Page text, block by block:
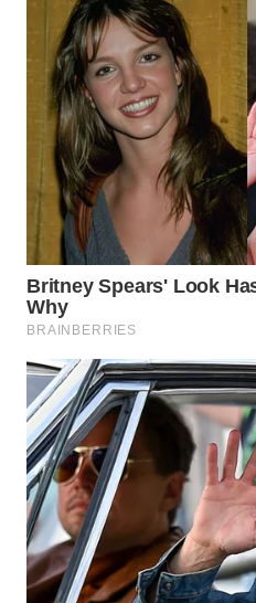
WN
INDRAMAYU
WN
KUNINGAN
WN
MAJALENGKA
WN
SUBANG
SUKABUMI
WN
PURWAKARTA
WN
PRIANGAN
TIMUR